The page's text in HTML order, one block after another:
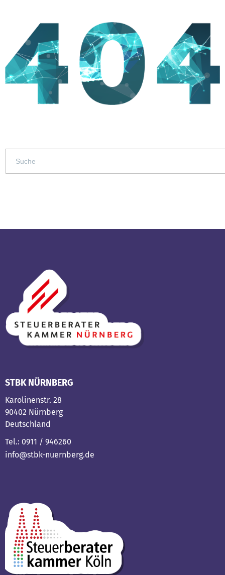
STBK NÜRNBERG
Karolinenstr. 28
90402 Nürnberg
Deutschland
Tel.: 0911 / 946260
info@stbk-nuernberg.de